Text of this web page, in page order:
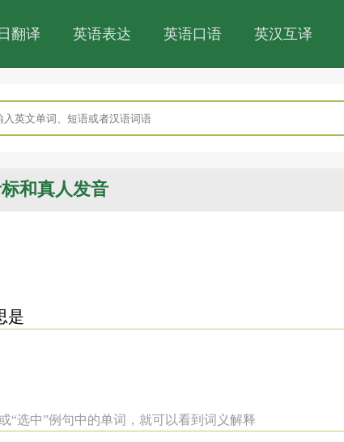
翻译 英语表达 英语口语 英汉互译
和真人发音
是
“选中”例句中的单词，就可以看到词义解释